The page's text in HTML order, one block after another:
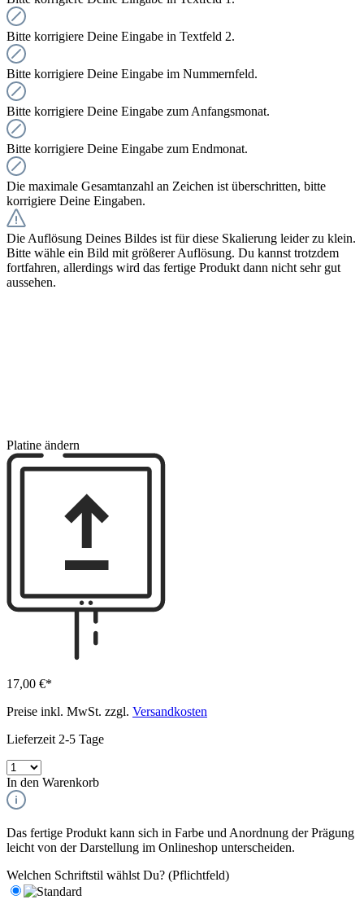
Bitte korrigiere Deine Eingabe in Textfeld 2.
Bitte korrigiere Deine Eingabe im Nummernfeld.
Bitte korrigiere Deine Eingabe zum Anfangsmonat.
Bitte korrigiere Deine Eingabe zum Endmonat.
Die maximale Gesamtanzahl an Zeichen ist überschritten, bitte
korrigiere Deine Eingaben.
Die Auflösung Deines Bildes ist für diese Skalierung leider zu klein.
Bitte wähle ein Bild mit größerer Auflösung. Du kannst trotzdem
fortfahren, allerdings wird das fertige Produkt dann nicht sehr gut
aussehen.
Platine ändern
17,00 €*
Preise inkl. MwSt. zzgl. Versandkosten
Lieferzeit 2-5 Tage
In den Warenkorb
Das fertige Produkt kann sich in Farbe und Anordnung der Prägung
leicht von der Darstellung im Onlineshop unterscheiden.
Welchen Schriftstil wählst Du? (Pflichtfeld)